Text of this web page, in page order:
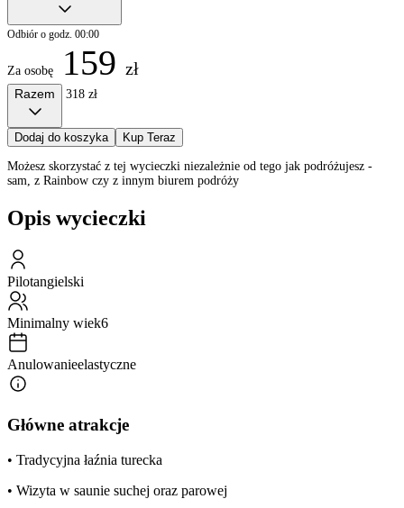
Odbiór o godz. 00:00
Za osobę 159 zł
Razem 318 zł
Dodaj do koszyka Kup Teraz
Możesz skorzystać z tej wycieczki niezależnie od tego jak podróżujesz -
sam, z Rainbow czy z innym biurem podróży
Opis wycieczki
Pilotangielski
Minimalny wiek6
Anulowanieelastyczne
Główne atrakcje
• Tradycyjna łaźnia turecka
• Wizyta w saunie suchej oraz parowej